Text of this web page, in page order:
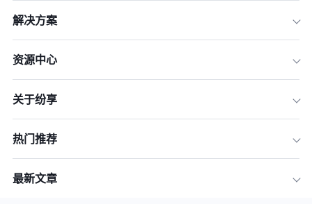
解决方案
资源中心
关于纷享
热门推荐
最新文章